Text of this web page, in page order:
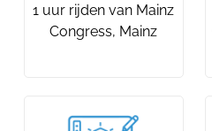
1 uur rijden van Mainz
Congress, Mainz